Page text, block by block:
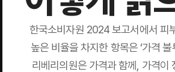
한국소비자원 2024 보고서에서 피
높은 비율을 차지한 항목은 ‘가격 불
리베리의원은 가격과 함께, 가격이